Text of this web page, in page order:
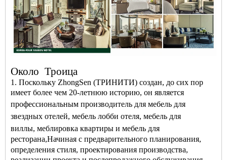
Около Троица
1. Поскольку ZhongSen (ТРИНИТИ) создан, до сих пор
имеет более чем 20-летнюю историю, он является
профессиональным производитель для мебель для
звездных отелей, мебель лобби отеля, мебель для
виллы, меблировка квартиры и мебель для
ресторана,Начиная с предварительного планирования,
определения стиля, проектирования производства,